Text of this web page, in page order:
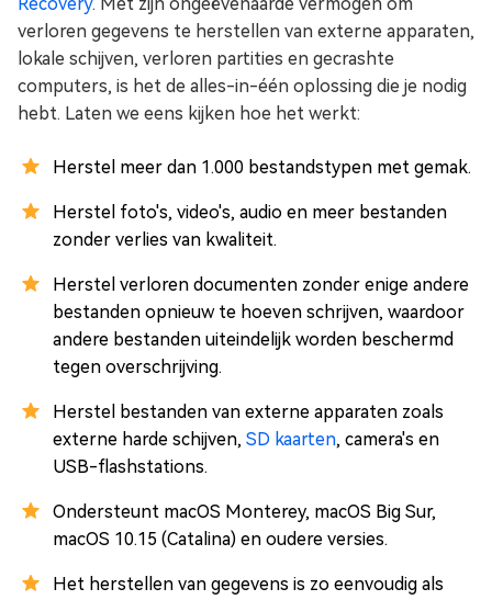
Recovery. Met zijn ongeëvenaarde vermogen om
verloren gegevens te herstellen van externe apparaten,
lokale schijven, verloren partities en gecrashte
computers, is het de alles-in-één oplossing die je nodig
hebt. Laten we eens kijken hoe het werkt:
Herstel meer dan 1.000 bestandstypen met gemak.
Herstel foto's, video's, audio en meer bestanden
zonder verlies van kwaliteit.
Herstel verloren documenten zonder enige andere
bestanden opnieuw te hoeven schrijven, waardoor
andere bestanden uiteindelijk worden beschermd
tegen overschrijving.
Herstel bestanden van externe apparaten zoals
externe harde schijven, SD kaarten, camera's en
USB-flashstations.
Ondersteunt macOS Monterey, macOS Big Sur,
macOS 10.15 (Catalina) en oudere versies.
Het herstellen van gegevens is zo eenvoudig als